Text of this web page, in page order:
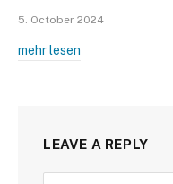
5. October 2024
mehr lesen
LEAVE A REPLY